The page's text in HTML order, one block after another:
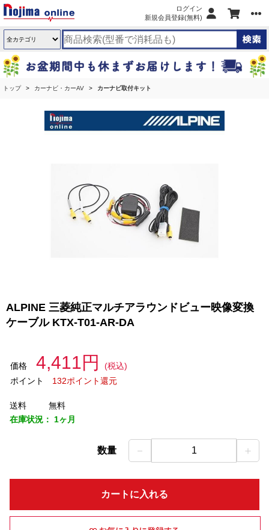
ログイン
新規会員登録(無料)
トップ カーナビ・カーAV カーナビ取付キット
ALPINE 三菱純正マルチアラウンドビュー映像変換
ケーブル KTX-T01-AR-DA
価格 4,411円
(税込)
ポイント
132ポイント還元
送料
無料
在庫状況： 1ヶ月
数量 － 1 ＋
カートに入れる